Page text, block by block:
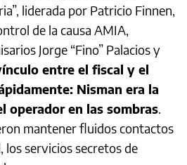
liderada por Patricio Finnen,
de la causa AMIA,
Jorge “Fino” Palacios y
entre el fiscal y el
Nisman era la
operador en las sombras.
mantener fluidos contactos
los servicios secretos de